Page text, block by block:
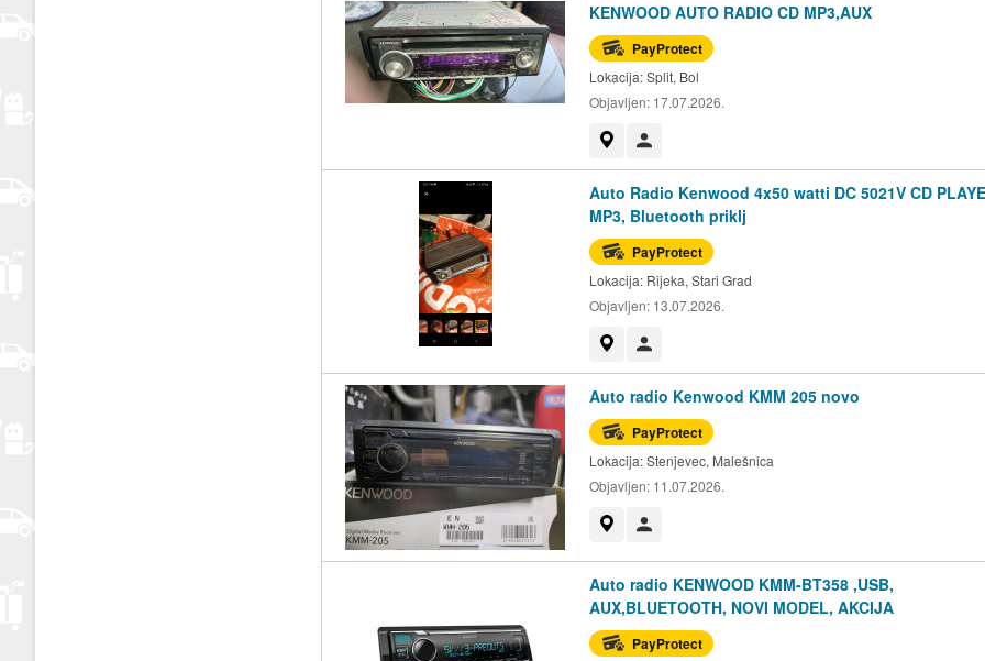
KENWOOD AUTO RADIO CD MP3,AUX
PayProtect
Lokacija:Split, Bol
Objavljen: 17.07.2026.
Auto Radio Kenwood 4x50 watti DC 5021V CD
MP3, Bluetooth priklj
PayProtect
Lokacija: Rijeka, Stari Grad
Objavljen: 13.07.2026.
Auto radio Kenwood KMM 205 novo
PayProtect
Lokacija:Stenjevec, Malešnica
Objavljen: 11.07.2026.
Auto radio KENWOOD KMM-BT358 ,USB,
AUX,BLUETOOTH, NOVI MODEL, AKCIJA
PayProtect